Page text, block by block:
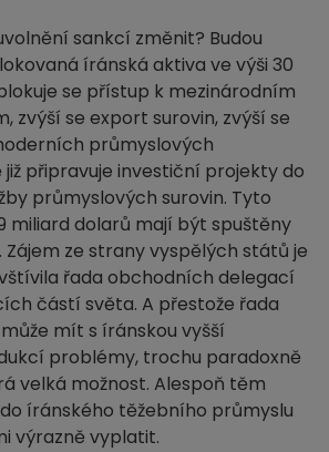
sankcí změnit? Budou
íránská aktiva ve výši 30
se přístup k mezinárodním
zvýší se export surovin, zvýší se
průmyslových
připravuje investiční projekty do
průmyslových surovin. Tyto
miliard dolarů mají být spuštěny
Zájem ze strany vyspělých států je
řada obchodních delegací
částí světa. A přestože řada
mít s íránskou vyšší
problémy, trochu paradoxně
velká možnost. Alespoň těm
íránského těžebního průmyslu
výrazně vyplatit.